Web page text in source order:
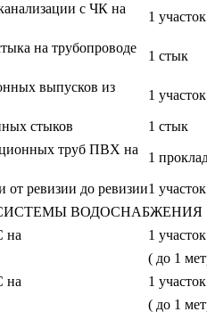
с ЧК на
1 участок
на трубопроводе
1 стык
выпусков из
1
стыков 1 стык
труб ПВХ на
1
от ревизии до ревизии1 участок
ВОДОСНАБЖЕНИЯ
на
1 участок
( до 1
на
1 участок
( до 1